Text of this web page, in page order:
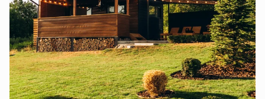
Є можливість замовити їжу до будиночку( за
додаткову оплату).
Тут можна порибалити або милуватися заходом та
сходом сонця на схилах лиману, а ще — смажити
вечерю на грилі у компанії друзів,або просто
мовчки сидіти з келихом вина на терасі з коханою
людиною. У будь-яку пору року можна комфортно і